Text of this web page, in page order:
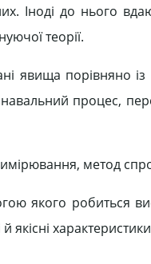
Іноді до нього
теорії.
явища порівняно
процес,
метод
якого робиться
якісні